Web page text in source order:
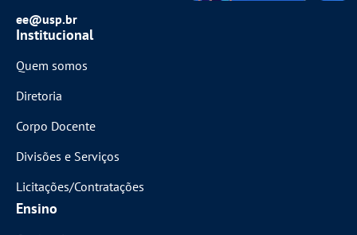
ee@usp.br
Institucional
Quem somos
Diretoria
Corpo Docente
Divisões e Serviços
Licitações/Contratações
Ensino